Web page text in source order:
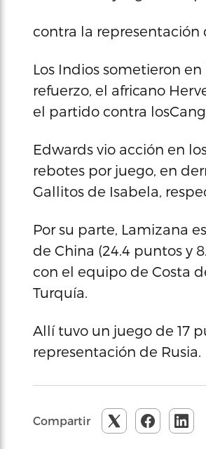
contra la representación
Los Indios sometieron
refuerzo, el africano
el partido contra
Edwards vio acción en
rebotes por juego, en
Gallitos de Isabela,
Por su parte, Lamizana
de China (24.4 puntos y
con el equipo de Costa
Turquía.
Allí tuvo un juego de 17
representación de Rusia.
Compartir